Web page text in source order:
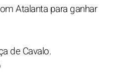
Atalanta para ganhar
de Cavalo.